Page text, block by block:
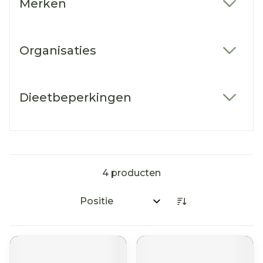
Merken
Organisaties
Dieetbeperkingen
4 producten
Sorteer op: